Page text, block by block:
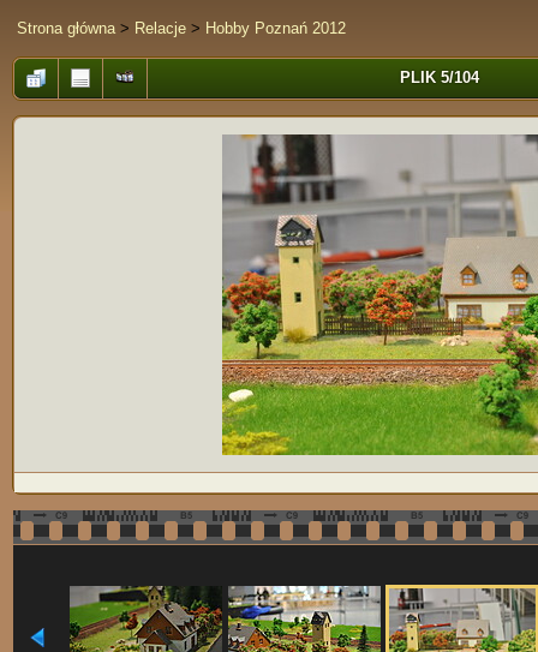
Strona główna> Relacje > Hobby Poznań 2012
PLIK 5/104